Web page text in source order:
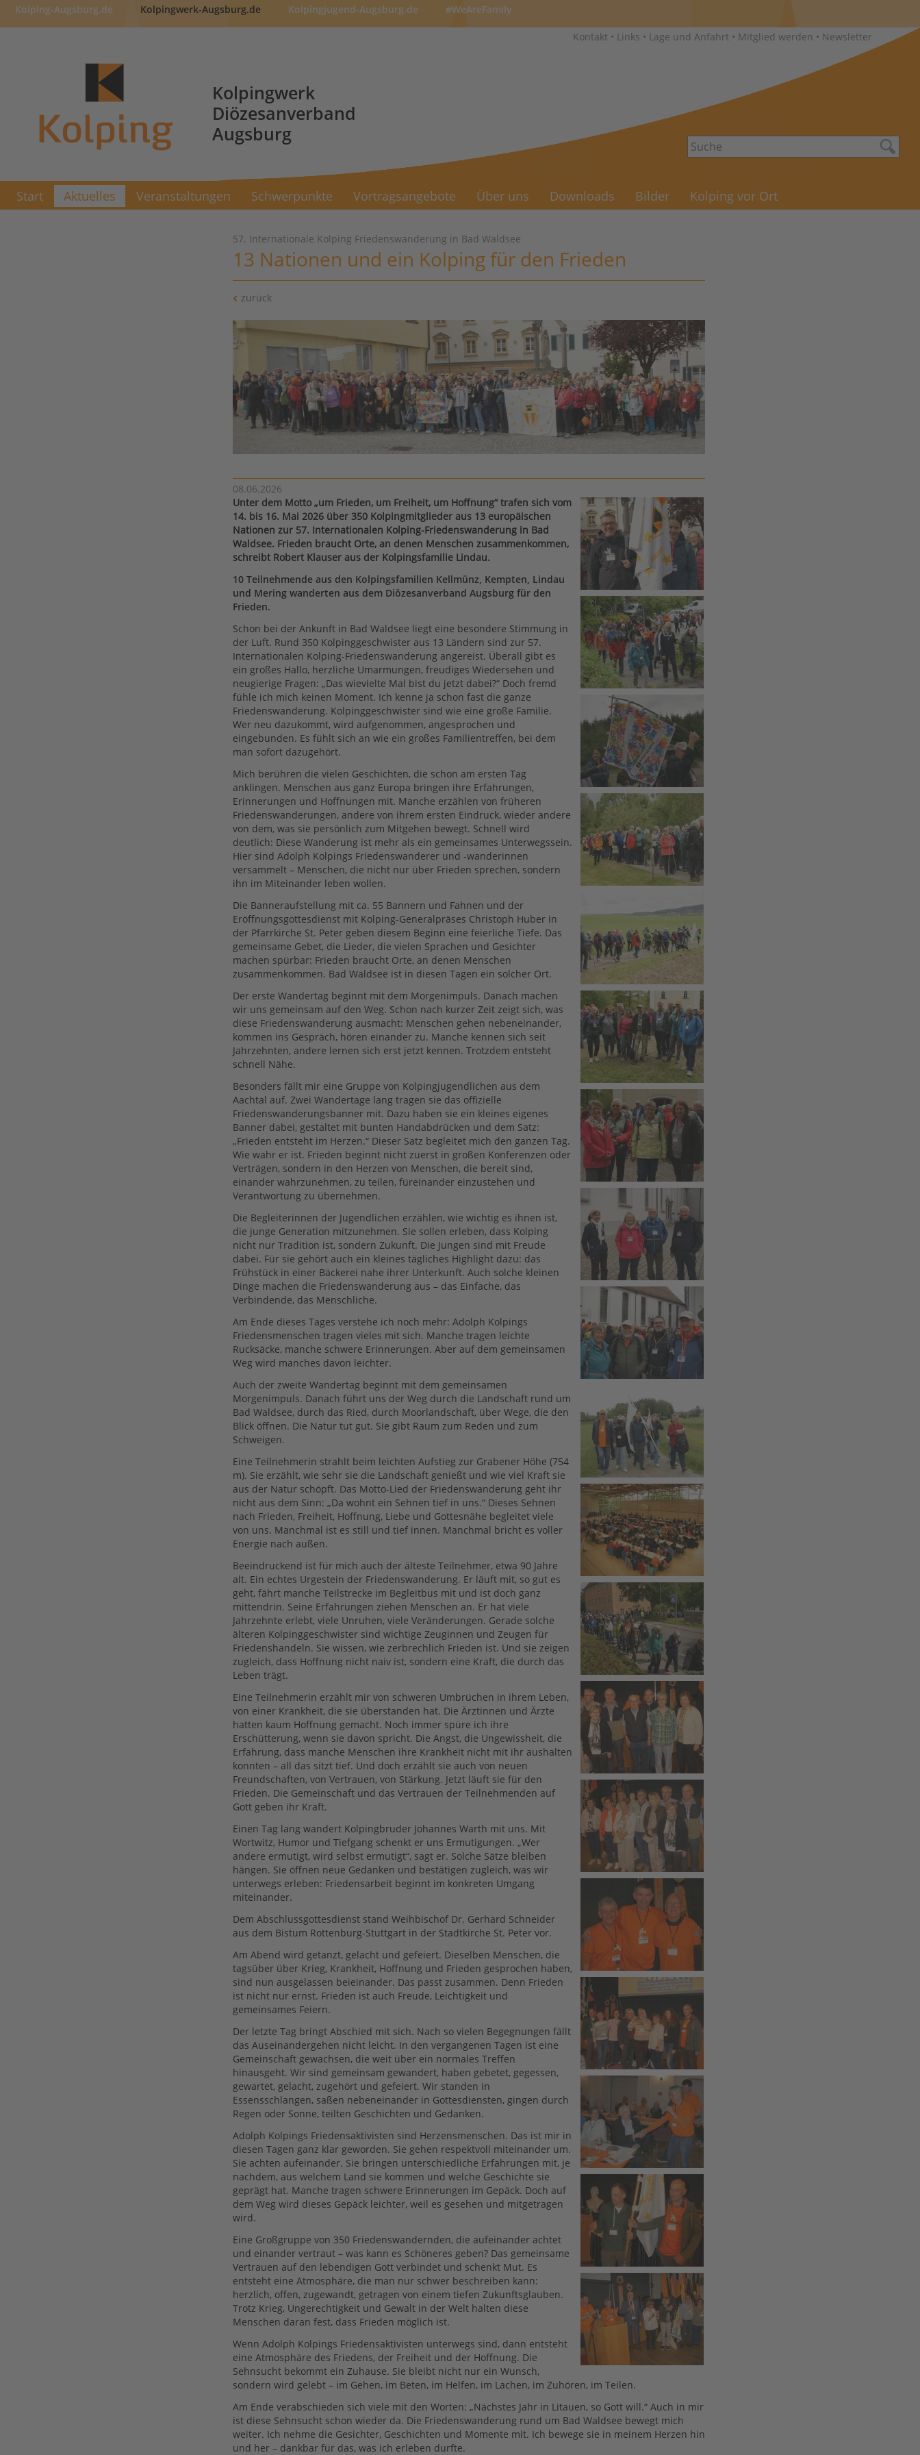
Kolping-Augsburg.de Kolpingwerk-Augsburg.de Kolpingjugend-Augsburg.de #WeAreFamily
Kontakt • Links • Lage und Anfahrt • Mitglied werden • Newsletter
Kolpingwerk
Diözesanverband
Augsburg
Start Aktuelles Veranstaltungen Schwerpunkte Vortragsangebote Über uns Downloads Bilder Kolping vor Ort
57. Internationale Kolping Friedenswanderung in Bad Waldsee
13 Nationen und ein Kolping für den Frieden
zurück
08.06.2026
Unter dem Motto „um Frieden, um Freiheit, um Hoffnung“ trafen sich vom
14. bis 16. Mai 2026 über 350 Kolpingmitglieder aus 13 europäischen
Nationen zur 57. Internationalen Kolping-Friedenswanderung in Bad
Waldsee. Frieden braucht Orte, an denen Menschen zusammenkommen,
schreibt Robert Klauser aus der Kolpingsfamilie Lindau.
10 Teilnehmende aus den Kolpingsfamilien Kellmünz, Kempten, Lindau
und Mering wanderten aus dem Diözesanverband Augsburg für den
Frieden.
Schon bei der Ankunft in Bad Waldsee liegt eine besondere Stimmung in
der Luft. Rund 350 Kolpinggeschwister aus 13 Ländern sind zur 57.
Internationalen Kolping-Friedenswanderung angereist. Überall gibt es
ein großes Hallo, herzliche Umarmungen, freudiges Wiedersehen und
neugierige Fragen: „Das wievielte Mal bist du jetzt dabei?“ Doch fremd
fühle ich mich keinen Moment. Ich kenne ja schon fast die ganze
Friedenswanderung. Kolpinggeschwister sind wie eine große Familie.
Wer neu dazukommt, wird aufgenommen, angesprochen und
eingebunden. Es fühlt sich an wie ein großes Familientreffen, bei dem
man sofort dazugehört.
Mich berühren die vielen Geschichten, die schon am ersten Tag
anklingen. Menschen aus ganz Europa bringen ihre Erfahrungen,
Erinnerungen und Hoffnungen mit. Manche erzählen von früheren
Friedenswanderungen, andere von ihrem ersten Eindruck, wieder andere
von dem, was sie persönlich zum Mitgehen bewegt. Schnell wird
deutlich: Diese Wanderung ist mehr als ein gemeinsames Unterwegssein.
Hier sind Adolph Kolpings Friedenswanderer und -wanderinnen
versammelt – Menschen, die nicht nur über Frieden sprechen, sondern
ihn im Miteinander leben wollen.
Die Banneraufstellung mit ca. 55 Bannern und Fahnen und der
Eröffnungsgottesdienst mit Kolping-Generalpräses Christoph Huber in
der Pfarrkirche St. Peter geben diesem Beginn eine feierliche Tiefe. Das
gemeinsame Gebet, die Lieder, die vielen Sprachen und Gesichter
machen spürbar: Frieden braucht Orte, an denen Menschen
zusammenkommen. Bad Waldsee ist in diesen Tagen ein solcher Ort.
Der erste Wandertag beginnt mit dem Morgenimpuls. Danach machen
wir uns gemeinsam auf den Weg. Schon nach kurzer Zeit zeigt sich, was
diese Friedenswanderung ausmacht: Menschen gehen nebeneinander,
kommen ins Gespräch, hören einander zu. Manche kennen sich seit
Jahrzehnten, andere lernen sich erst jetzt kennen. Trotzdem entsteht
schnell Nähe.
Besonders fällt mir eine Gruppe von Kolpingjugendlichen aus dem
Aachtal auf. Zwei Wandertage lang tragen sie das offizielle
Friedenswanderungsbanner mit. Dazu haben sie ein kleines eigenes
Banner dabei, gestaltet mit bunten Handabdrücken und dem Satz:
„Frieden entsteht im Herzen.“ Dieser Satz begleitet mich den ganzen Tag.
Wie wahr er ist. Frieden beginnt nicht zuerst in großen Konferenzen oder
Verträgen, sondern in den Herzen von Menschen, die bereit sind,
einander wahrzunehmen, zu teilen, füreinander einzustehen und
Verantwortung zu übernehmen.
Die Begleiterinnen der Jugendlichen erzählen, wie wichtig es ihnen ist,
die junge Generation mitzunehmen. Sie sollen erleben, dass Kolping
nicht nur Tradition ist, sondern Zukunft. Die Jungen sind mit Freude
dabei. Für sie gehört auch ein kleines tägliches Highlight dazu: das
Frühstück in einer Bäckerei nahe ihrer Unterkunft. Auch solche kleinen
Dinge machen die Friedenswanderung aus – das Einfache, das
Verbindende, das Menschliche.
Am Ende dieses Tages verstehe ich noch mehr: Adolph Kolpings
Friedensmenschen tragen vieles mit sich. Manche tragen leichte
Rucksäcke, manche schwere Erinnerungen. Aber auf dem gemeinsamen
Weg wird manches davon leichter.
Auch der zweite Wandertag beginnt mit dem gemeinsamen
Morgenimpuls. Danach führt uns der Weg durch die Landschaft rund um
Bad Waldsee, durch das Ried, durch Moorlandschaft, über Wege, die den
Blick öffnen. Die Natur tut gut. Sie gibt Raum zum Reden und zum
Schweigen.
Eine Teilnehmerin strahlt beim leichten Aufstieg zur Grabener Höhe (754
m). Sie erzählt, wie sehr sie die Landschaft genießt und wie viel Kraft sie
aus der Natur schöpft. Das Motto-Lied der Friedenswanderung geht ihr
nicht aus dem Sinn: „Da wohnt ein Sehnen tief in uns.“ Dieses Sehnen
nach Frieden, Freiheit, Hoffnung, Liebe und Gottesnähe begleitet viele
von uns. Manchmal ist es still und tief innen. Manchmal bricht es voller
Energie nach außen.
Beeindruckend ist für mich auch der älteste Teilnehmer, etwa 90 Jahre
alt. Ein echtes Urgestein der Friedenswanderung. Er läuft mit, so gut es
geht, fährt manche Teilstrecke im Begleitbus mit und ist doch ganz
mittendrin. Seine Erfahrungen ziehen Menschen an. Er hat viele
Jahrzehnte erlebt, viele Unruhen, viele Veränderungen. Gerade solche
älteren Kolpinggeschwister sind wichtige Zeuginnen und Zeugen für
Friedenshandeln. Sie wissen, wie zerbrechlich Frieden ist. Und sie zeigen
zugleich, dass Hoffnung nicht naiv ist, sondern eine Kraft, die durch das
Leben trägt.
Eine Teilnehmerin erzählt mir von schweren Umbrüchen in ihrem Leben,
von einer Krankheit, die sie überstanden hat. Die Ärztinnen und Ärzte
hatten kaum Hoffnung gemacht. Noch immer spüre ich ihre
Erschütterung, wenn sie davon spricht. Die Angst, die Ungewissheit, die
Erfahrung, dass manche Menschen ihre Krankheit nicht mit ihr aushalten
konnten – all das sitzt tief. Und doch erzählt sie auch von neuen
Freundschaften, von Vertrauen, von Stärkung. Jetzt läuft sie für den
Frieden. Die Gemeinschaft und das Vertrauen der Teilnehmenden auf
Gott geben ihr Kraft.
Einen Tag lang wandert Kolpingbruder Johannes Warth mit uns. Mit
Wortwitz, Humor und Tiefgang schenkt er uns Ermutigungen. „Wer
andere ermutigt, wird selbst ermutigt“, sagt er. Solche Sätze bleiben
hängen. Sie öffnen neue Gedanken und bestätigen zugleich, was wir
unterwegs erleben: Friedensarbeit beginnt im konkreten Umgang
miteinander.
Dem Abschlussgottesdienst stand Weihbischof Dr. Gerhard Schneider
aus dem Bistum Rottenburg-Stuttgart in der Stadtkirche St. Peter vor.
Am Abend wird getanzt, gelacht und gefeiert. Dieselben Menschen, die
tagsüber über Krieg, Krankheit, Hoffnung und Frieden gesprochen haben,
sind nun ausgelassen beieinander. Das passt zusammen. Denn Frieden
ist nicht nur ernst. Frieden ist auch Freude, Leichtigkeit und
gemeinsames Feiern.
Der letzte Tag bringt Abschied mit sich. Nach so vielen Begegnungen fällt
das Auseinandergehen nicht leicht. In den vergangenen Tagen ist eine
Gemeinschaft gewachsen, die weit über ein normales Treffen
hinausgeht. Wir sind gemeinsam gewandert, haben gebetet, gegessen,
gewartet, gelacht, zugehört und gefeiert. Wir standen in
Essensschlangen, saßen nebeneinander in Gottesdiensten, gingen durch
Regen oder Sonne, teilten Geschichten und Gedanken.
Adolph Kolpings Friedensaktivisten sind Herzensmenschen. Das ist mir in
diesen Tagen ganz klar geworden. Sie gehen respektvoll miteinander um.
Sie achten aufeinander. Sie bringen unterschiedliche Erfahrungen mit, je
nachdem, aus welchem Land sie kommen und welche Geschichte sie
geprägt hat. Manche tragen schwere Erinnerungen im Gepäck. Doch auf
dem Weg wird dieses Gepäck leichter, weil es gesehen und mitgetragen
wird.
Eine Großgruppe von 350 Friedenswandernden, die aufeinander achtet
und einander vertraut – was kann es Schöneres geben? Das gemeinsame
Vertrauen auf den lebendigen Gott verbindet und schenkt Mut. Es
entsteht eine Atmosphäre, die man nur schwer beschreiben kann:
herzlich, offen, zugewandt, getragen von einem tiefen Zukunftsglauben.
Trotz Krieg, Ungerechtigkeit und Gewalt in der Welt halten diese
Menschen daran fest, dass Frieden möglich ist.
Wenn Adolph Kolpings Friedensaktivisten unterwegs sind, dann entsteht
eine Atmosphäre des Friedens, der Freiheit und der Hoffnung. Die
Sehnsucht bekommt ein Zuhause. Sie bleibt nicht nur ein Wunsch,
sondern wird gelebt – im Gehen, im Beten, im Helfen, im Lachen, im Zuhören, im Teilen.
Am Ende verabschieden sich viele mit den Worten: „Nächstes Jahr in Litauen, so Gott will.“ Auch in mir
ist diese Sehnsucht schon wieder da. Die Friedenswanderung rund um Bad Waldsee bewegt mich
weiter. Ich nehme die Gesichter, Geschichten und Momente mit. Ich bewege sie in meinem Herzen hin
und her – dankbar für das, was ich erleben durfte.